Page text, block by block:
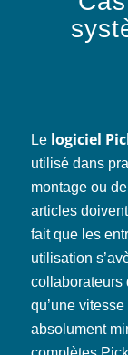
Le logiciel
utilisé dans
montage ou
articles
fait que les
utilisation
collaborateurs
qu’une
absolument